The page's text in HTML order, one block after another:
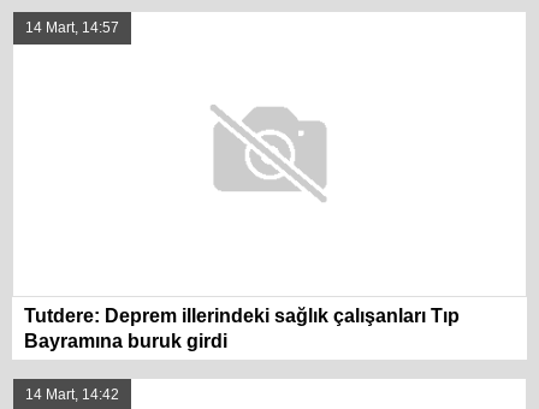
14 Mart, 14:57
Tutdere: Deprem illerindeki sağlık çalışanları Tıp
Bayramına buruk girdi
14 Mart, 14:42